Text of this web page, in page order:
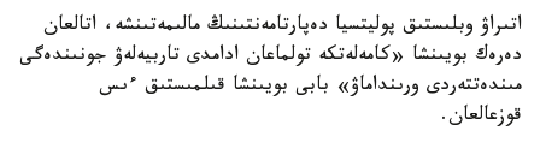
اتىراۋ وبلىستىق پوليتسيا دەپارتامەنتىنىڭ مالىمەتىنشە، اتالعان
دەرەك بويىنشا «كامەلەتكە تولماعان ادامدى تاربيەلەۋ جونىندەگى
مىندەتتەردى ورىنداماۋ» بابى بويىنشا قىلمىستىق ءىس
قوزعالعان.